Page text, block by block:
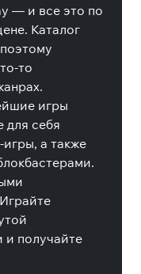
— и все это по
Каталог
то
игры
для себя
а также
и получайте